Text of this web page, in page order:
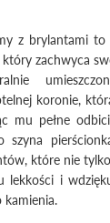
z brylantami
zachwyca
koronie,
mu pełne
szyna
które nie
lekkości i
kamienia.